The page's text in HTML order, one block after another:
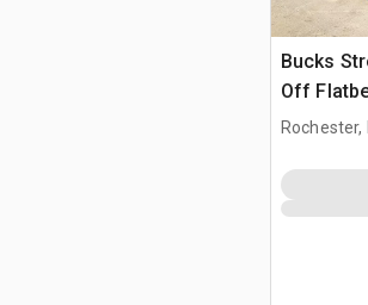
Bucks
Off
Rochester,